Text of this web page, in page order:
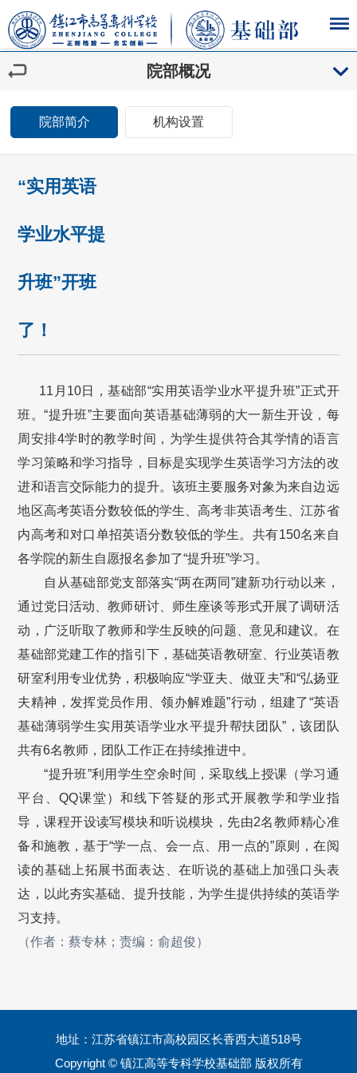
院部概况
院部简介 机构设置
“实用英语
学业水平提
升班”开班
了！
11月10日，基础部“实用英语学业水平提升班”正式开
班。“提升班”主要面向英语基础薄弱的大一新生开设，每
周安排4学时的教学时间，为学生提供符合其学情的语言
学习策略和学习指导，目标是实现学生英语学习方法的改
进和语言交际能力的提升。该班主要服务对象为来自边远
地区高考英语分数较低的学生、高考非英语考生、江苏省
内高考和对口单招英语分数较低的学生。共有150名来自
各学院的新生自愿报名参加了“提升班”学习。
自从基础部党支部落实“两在两同”建新功行动以来，
通过党日活动、教师研讨、师生座谈等形式开展了调研活
动，广泛听取了教师和学生反映的问题、意见和建议。在
基础部党建工作的指引下，基础英语教研室、行业英语教
研室利用专业优势，积极响应“学亚夫、做亚夫”和“弘扬亚
夫精神，发挥党员作用、领办解难题”行动，组建了“英语
基础薄弱学生实用英语学业水平提升帮扶团队”，该团队
共有6名教师，团队工作正在持续推进中。
“提升班”利用学生空余时间，采取线上授课（学习通
平台、QQ课堂）和线下答疑的形式开展教学和学业指
导，课程开设读写模块和听说模块，先由2名教师精心准
备和施教，基于“学一点、会一点、用一点的”原则，在阅
读的基础上拓展书面表达、在听说的基础上加强口头表
达，以此夯实基础、提升技能，为学生提供持续的英语学
习支持。
（作者：蔡专林；责编：俞超俊）
地址：江苏省镇江市高校园区长香西大道518号
Copyright © 镇江高等专科学校基础部 版权所有